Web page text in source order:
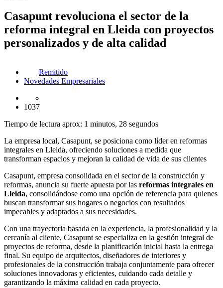
Casapunt revoluciona el sector de la
reforma integral en Lleida con proyectos
personalizados y de alta calidad
Remitido
Novedades Empresariales
1037
Tiempo de lectura aprox: 1 minutos, 28 segundos
La empresa local, Casapunt, se posiciona como líder en reformas
integrales en Lleida, ofreciendo soluciones a medida que
transforman espacios y mejoran la calidad de vida de sus clientes
Casapunt, empresa consolidada en el sector de la construcción y
reformas, anuncia su fuerte apuesta por las reformas integrales en
Lleida, consolidándose como una opción de referencia para quienes
buscan transformar sus hogares o negocios con resultados
impecables y adaptados a sus necesidades.
Con una trayectoria basada en la experiencia, la profesionalidad y la
cercanía al cliente, Casapunt se especializa en la gestión integral de
proyectos de reforma, desde la planificación inicial hasta la entrega
final. Su equipo de arquitectos, diseñadores de interiores y
profesionales de la construcción trabaja conjuntamente para ofrecer
soluciones innovadoras y eficientes, cuidando cada detalle y
garantizando la máxima calidad en cada proyecto.